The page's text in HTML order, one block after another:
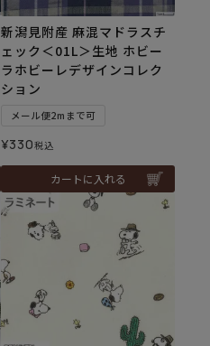
新潟見附産 麻混マドラスチ
ェック＜01L＞生地 ホビー
ラホビーレデザインコレク
ション
メール便2mまで可
¥330税込
カートに入れる